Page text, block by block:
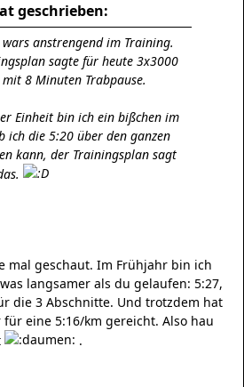
geschrieben:
anstrengend im Training.
sagte für heute 3x3000
8 Minuten Trabpause.
Einheit bin ich ein bißchen im
ich die 5:20 über den ganzen
kann, der Trainingsplan sagt
mal geschaut. Im Frühjahr bin ich
langsamer als du gelaufen: 5:27,
die 3 Abschnitte. Und trotzdem hat
für eine 5:16/km gereicht. Also hau
.